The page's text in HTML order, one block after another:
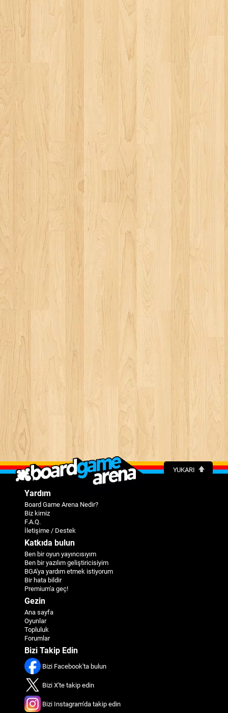
YUKARI
Yardım
Board Game Arena Nedir?
Biz kimiz
F.A.Q.
İletişime / Destek
Katkıda bulun
Ben bir oyun yayıncısıyım
Ben bir yazılım geliştiricisiyim
BGA'ya yardım etmek istiyorum
Bir hata bildir
Premium'a geç!
Gezin
Ana sayfa
Oyunlar
Topluluk
Forumlar
Bizi Takip Edin
Bizi Facebook'ta bulun
Bizi X'te takip edin
Bizi Instagram'da takip edin